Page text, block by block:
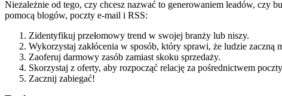
Niezależnie od tego, czy chcesz nazwać to generowaniem leadów, czy
pomocą blogów, poczty e-mail i RSS:
Zidentyfikuj przełomowy trend w swojej branży lub niszy.
Wykorzystaj zakłócenia w sposób, który sprawi, że ludzie zaczną
Zaoferuj darmowy zasób zamiast skoku sprzedaży.
Skorzystaj z oferty, aby rozpocząć relację za pośrednictwem
Zacznij zabiegać!